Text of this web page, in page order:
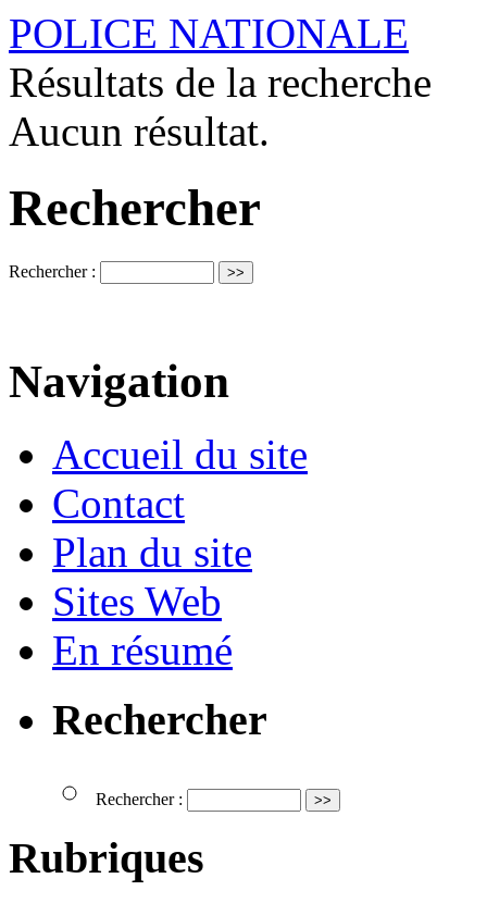
POLICE NATIONALE
Résultats de la recherche
Aucun résultat.
Rechercher
Rechercher :
Navigation
Accueil du site
Contact
Plan du site
Sites Web
En résumé
Rechercher
Rechercher :
Rubriques